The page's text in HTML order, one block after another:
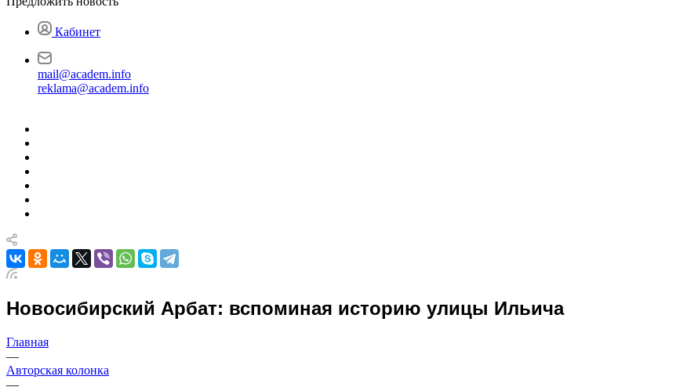
Кабинет
mail@academ.info
reklama@academ.info
Новосибирский Арбат: вспоминая историю улицы Ильича
Главная
—
Авторская колонка
—